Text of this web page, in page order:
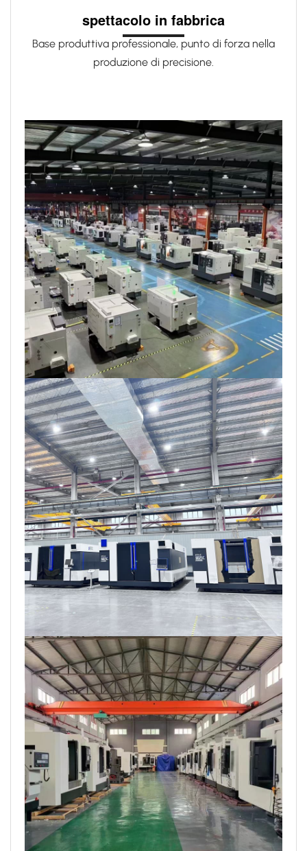
spettacolo in fabbrica
Base produttiva professionale, punto di forza nella
produzione di precisione.